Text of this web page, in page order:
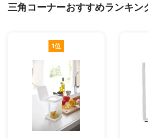
三角コーナーおすすめランキン
1位